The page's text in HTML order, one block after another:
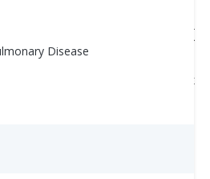
Disease
10, 2025
响你入睡的容易程度以及在夜
饮品能帮助你的身体放松，
醒或导致不安的睡眠。以下是
单指南。
饮品